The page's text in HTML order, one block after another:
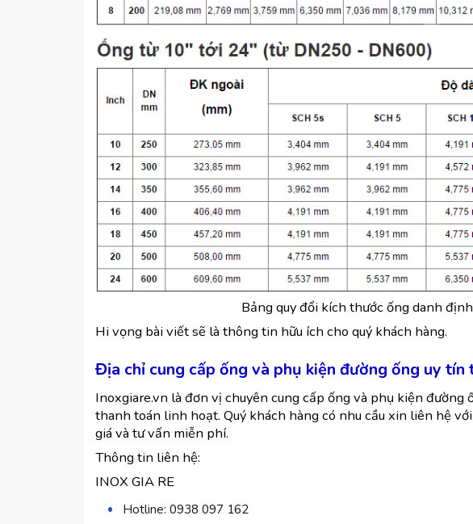
Bảng quy đổi kích thước ống danh
Hi vọng bài viết sẽ là thông tin hữu ích cho quý khách hàng.
Địa chỉ cung cấp ống và phụ kiện đường ống uy tín
Inoxgiare.vn là đơn vị chuyên cung cấp ống và phụ kiện
thanh toán linh hoạt. Quý khách hàng có nhu cầu xin liên hệ
giá và tư vấn miễn phí.
Thông tin liên hệ:
INOX GIA RE
Hotline: 0938 097 162